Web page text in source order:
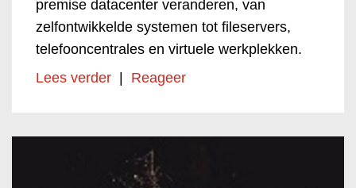
premise datacenter veranderen, van
zelfontwikkelde systemen tot fileservers,
telefooncentrales en virtuele werkplekken.
Lees verder
Reageer